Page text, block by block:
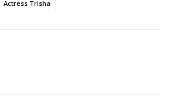
Actress Trisha